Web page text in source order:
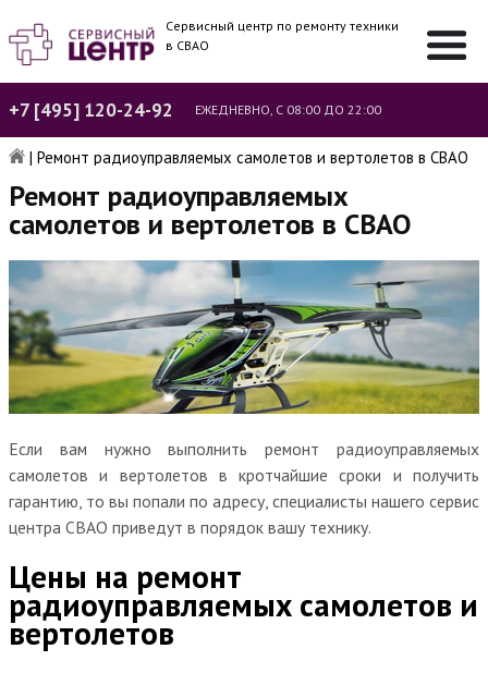
Сервисный центр по ремонту техники
в СВАО
+7 [495] 120-24-92 ЕЖЕДНЕВНО, С 08:00 ДО 22:00
| Ремонт радиоуправляемых самолетов и вертолетов в СВАО
Ремонт радиоуправляемых
самолетов и вертолетов в СВАО
Если вам нужно выполнить ремонт радиоуправляемых
самолетов и вертолетов в кротчайшие сроки и получить
гарантию, то вы попали по адресу, специалисты нашего сервис
центра СВАО приведут в порядок вашу технику.
Цены на ремонт
радиоуправляемых самолетов и
вертолетов